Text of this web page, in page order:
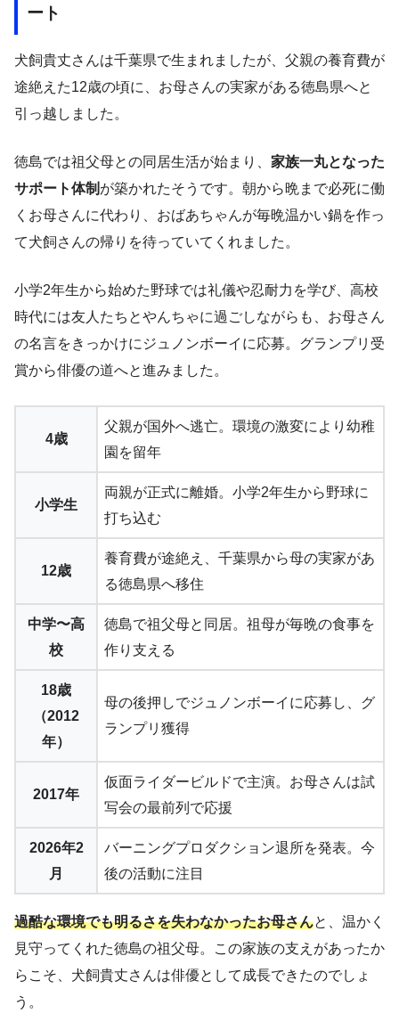
ート
犬飼貴丈さんは千葉県で生まれましたが、父親の養育費が
途絶えた12歳の頃に、お母さんの実家がある徳島県へと
引っ越しました。
徳島では祖父母との同居生活が始まり、 家族一丸となった
サポート体制 が築かれたそうです。朝から晩まで必死に働
くお母さんに代わり、おばあちゃんが毎晩温かい鍋を作っ
て犬飼さんの帰りを待っていてくれました。
小学2年生から始めた野球では礼儀や忍耐力を学び、高校
時代には友人たちとやんちゃに過ごしながらも、お母さん
の名言をきっかけにジュノンボーイに応募。グランプリ受
賞から俳優の道へと進みました。
4歳
父親が国外へ逃亡。環境の激変により幼稚
園を留年
小学生
両親が正式に離婚。小学2年生から野球に
打ち込む
12歳
養育費が途絶え、千葉県から母の実家があ
る徳島県へ移住
中学〜高
校
徳島で祖父母と同居。祖母が毎晩の食事を
作り支える
18歳
（2012
年）
母の後押しでジュノンボーイに応募し、グ
ランプリ獲得
2017年
仮面ライダービルドで主演。お母さんは試
写会の最前列で応援
2026年2
月
バーニングプロダクション退所を発表。今
後の活動に注目
過酷な環境でも明るさを失わなかったお母さんと、温かく
見守ってくれた徳島の祖父母。この家族の支えがあったか
らこそ、犬飼貴丈さんは俳優として成長できたのでしょ
う。